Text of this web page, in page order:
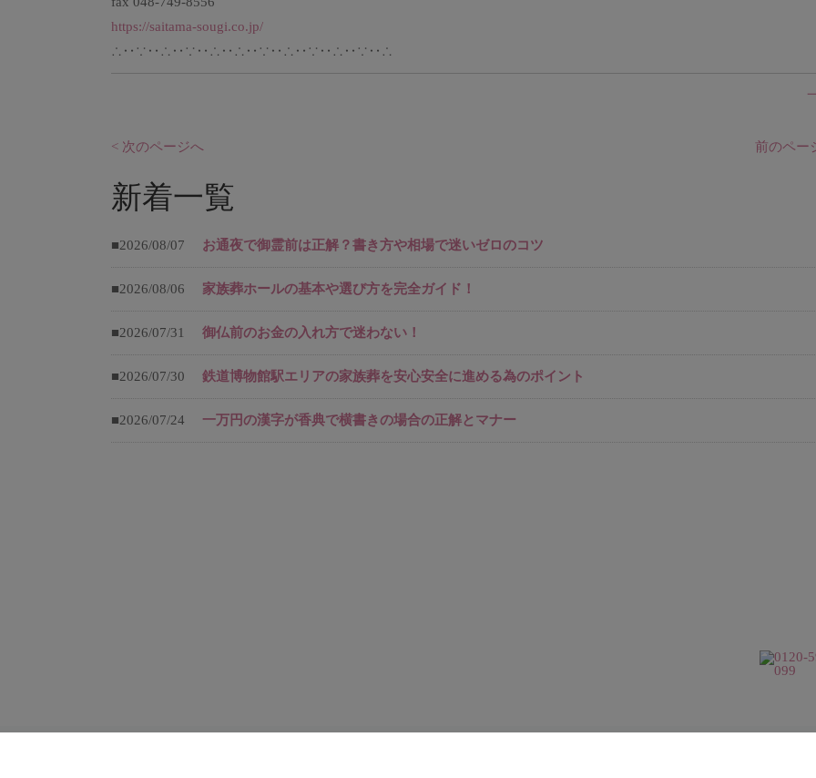
https://saitama-sougi.co.jp/
∴‥∵‥∴‥∵‥∴‥∴‥∵‥∴‥∵‥∴‥∵‥∴
< 次のページへ 前のペー
新着一覧
■2026/08/07 お通夜で御霊前は正解？書き方や相場で迷いゼロのコツ
■2026/08/06 家族葬ホールの基本や選び方を完全ガイド！
■2026/07/31 御仏前のお金の入れ方で迷わない！
■2026/07/30 鉄道博物館駅エリアの家族葬を安心安全に進める為のポイント
■2026/07/24 一万円の漢字が香典で横書きの場合の正解とマナー